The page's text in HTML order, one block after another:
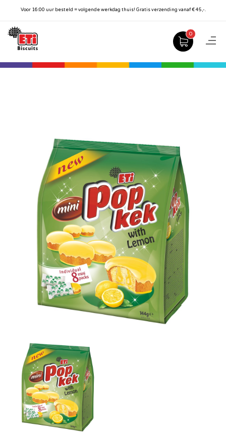
Voor 16:00 uur besteld = volgende werkdag thuis! Gratis verzending vanaf € 45,-.
0